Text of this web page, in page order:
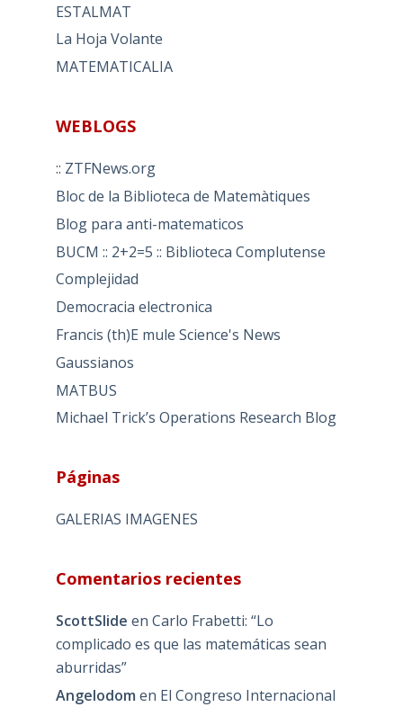
ESTALMAT
La Hoja Volante
MATEMATICALIA
WEBLOGS
:: ZTFNews.org
Bloc de la Biblioteca de Matemàtiques
Blog para anti-matematicos
BUCM :: 2+2=5 :: Biblioteca Complutense
Complejidad
Democracia electronica
Francis (th)E mule Science's News
Gaussianos
MATBUS
Michael Trick’s Operations Research Blog
Páginas
GALERIAS IMAGENES
Comentarios recientes
ScottSlide en Carlo Frabetti: “Lo
complicado es que las matemáticas sean
aburridas”
Angelodom en El Congreso Internacional